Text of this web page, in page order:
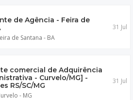
de Agência - Feira de
de Santana - BA
31 Jul
comercial de Adquirência
- Curvelo/MG] -
RS/SC/MG
- MG
31 Jul